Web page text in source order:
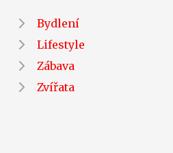
Bydlení
Lifestyle
Zábava
Zvířata